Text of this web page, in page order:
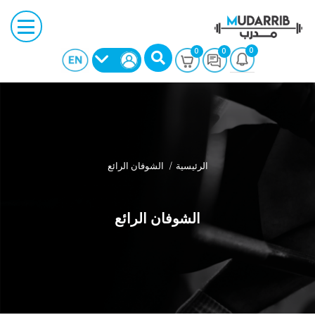
0
0
0
الرئيسية الشوفان الرائع
الشوفان الرائع